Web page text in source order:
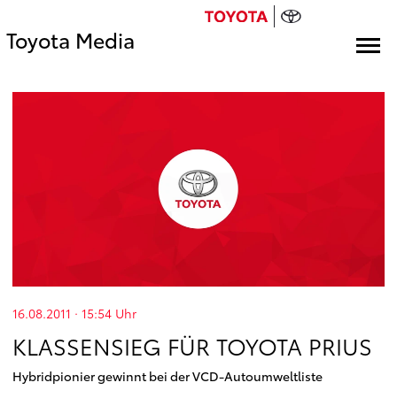
Toyota Media
16.08.2011 · 15:54 Uhr
KLASSENSIEG FÜR TOYOTA PRIUS
Hybridpionier gewinnt bei der VCD-Autoumweltliste